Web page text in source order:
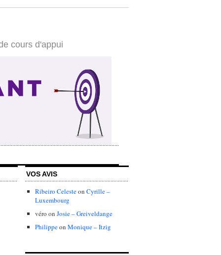
cours d'appui
VOS AVIS
Ribeiro Celesteon Cyrille –
Luxembourg
véro on Josie – Greiveldange
Philippeon Monique – Itzig